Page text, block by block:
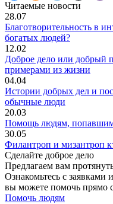
Читаемые новости
28.07
Благотворительность в
богатых людей?
12.02
Доброе дело или добрый
примерами из жизни
04.04
Истории добрых дел и
обычные люди
20.03
Помощь людям,
30.05
Филантроп и мизантроп
Сделайте доброе дело
Предлагаем вам
Ознакомьтесь с
вы можете помочь прямо
Помочь людям